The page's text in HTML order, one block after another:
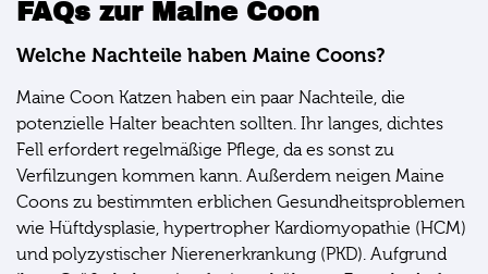
FAQs zur Maine Coon
Welche Nachteile haben Maine Coons?
Maine Coon Katzen haben ein paar Nachteile, die
potenzielle Halter beachten sollten. Ihr langes, dichtes
Fell erfordert regelmäßige Pflege, da es sonst zu
Verfilzungen kommen kann. Außerdem neigen Maine
Coons zu bestimmten erblichen Gesundheitsproblemen
wie Hüftdysplasie, hypertropher Kardiomyopathie (HCM)
und polyzystischer Nierenerkrankung (PKD). Aufgrund